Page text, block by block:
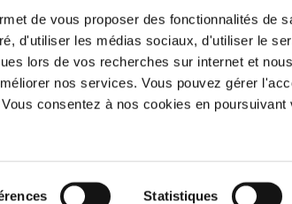
de vous proposer des fonctionnalités de
d'utiliser les médias sociaux, d'utiliser le
lors de vos recherches sur internet et
nos services. Vous pouvez gérer
consentez à nos cookies en poursuivant
Statistiques